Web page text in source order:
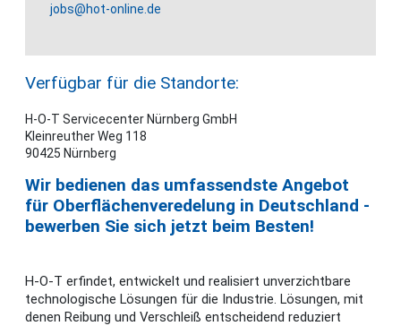
jobs@hot-online.de
Verfügbar für die Standorte:
H-O-T Servicecenter Nürnberg GmbH
Kleinreuther Weg 118
90425 Nürnberg
Wir bedienen das umfassendste Angebot
für Oberflächenveredelung in Deutschland -
bewerben Sie sich jetzt beim Besten!
H-O-T erfindet, entwickelt und realisiert unverzichtbare
technologische Lösungen für die Industrie. Lösungen, mit
denen Reibung und Verschleiß entscheidend reduziert